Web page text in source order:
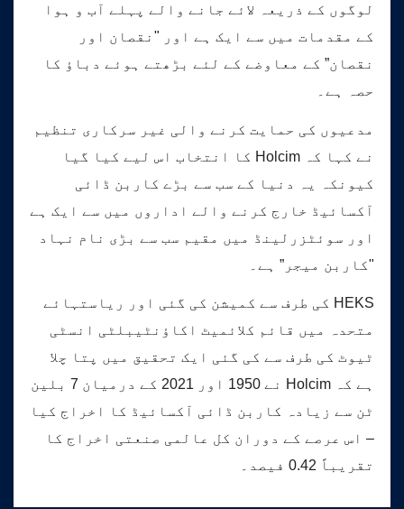
لوگوں کے ذریعہ لائے جانے والے پہلے آب و ہوا
کے مقدمات میں سے ایک ہے اور "نقصان اور
نقصان” کے معاوضے کے لئے بڑھتے ہوئے دباؤ کا
حصہ ہے۔
مدعیوں کی حمایت کرنے والی غیر سرکاری تنظیم
نے کہا کہ Holcim کا انتخاب اس لیے کیا گیا
کیونکہ یہ دنیا کے سب سے بڑے کاربن ڈائی
آکسائیڈ خارج کرنے والے اداروں میں سے ایک ہے
اور سوئٹزرلینڈ میں مقیم سب سے بڑی نام نہاد
"کاربن میجر” ہے۔
HEKS کی طرف سے کمیشن کی گئی اور ریاستہائے
متحدہ میں قائم کلائمیٹ اکاؤنٹیبلٹی انسٹی
ٹیوٹ کی طرف سے کی گئی ایک تحقیق میں پتا چلا
ہے کہ Holcim نے 1950 اور 2021 کے درمیان 7 بلین
ٹن سے زیادہ کاربن ڈائی آکسائیڈ کا اخراج کیا
– اس عرصے کے دوران کل عالمی صنعتی اخراج کا
تقریباً 0.42 فیصد۔